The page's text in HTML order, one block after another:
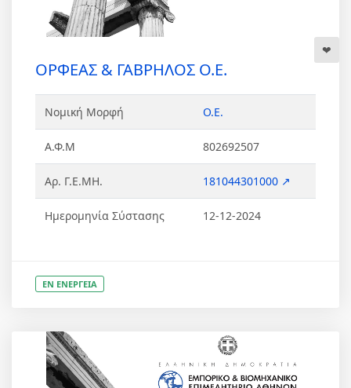
ΟΡΦΕΑΣ & ΓΑΒΡΗΛΟΣ Ο.Ε.
Νομική Μορφή Ο.Ε.
Α.Φ.Μ 802692507
Αρ. Γ.Ε.ΜΗ. 181044301000 ↗
Ημερομηνία Σύστασης 12-12-2024
ΕΝ ΕΝΕΡΓΕΙΑ